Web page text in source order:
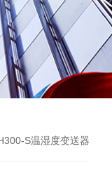
S温湿度变送器